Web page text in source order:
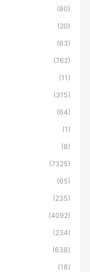
(80)
(20)
(63)
(762)
(11)
(315)
(64)
(1)
(8)
(7325)
(65)
(235)
(4092)
(234)
(638)
(18)